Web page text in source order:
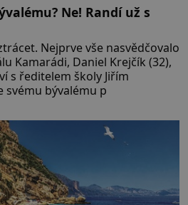
Ne! Randí už s
Nejprve vše nasvědčovalo
Kamarádi, Daniel Krejčík (32),
s ředitelem školy Jiřím
svému bývalému p